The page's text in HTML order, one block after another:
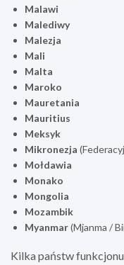
Malawi
Malediwy
Malezja
Mali
Malta
Maroko
Mauretania
Mauritius
Meksyk
Mikronezja
Mołdawia
Monako
Mongolia
Mozambik
Myanmar(Mjanma /
Kilka państw